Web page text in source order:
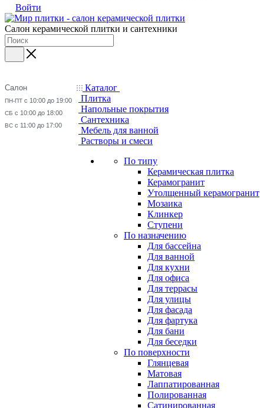
Войти
Салон керамической плитки и сантехники
Салон
ПН-ПТ с 10:00 до 19:00
СБ с 10:00 до 18:00
ВС с 11:00 до 17:00
Каталог
Плитка
Напольные покрытия
Сантехника
Мебель для ванной
Растворы и смеси
По типу
Керамическая плитка
Керамогранит
Утолщенный керамогранит
Мозаика
Клинкер
Ступени
По назначению
Для бассейна
Для ванной
Для кухни
Для офиса
Для террасы
Для улицы
Для фасада
Для фартука
Для бани
Для беседки
По поверхности
Глянцевая
Матовая
Лаппатированная
Полированная
Сатинированная